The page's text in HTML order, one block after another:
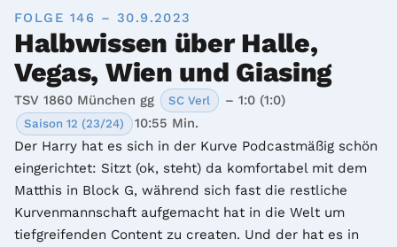
FOLGE 146 – 30.9.2023
Halbwissen über Halle,
Vegas, Wien und Giasing
TSV 1860 München gg SC Verl – 1:0 (1:0)
Saison 12 (23/24)
10:55 Min.
Der Harry hat es sich in der Kurve Podcastmäßig schön
eingerichtet: Sitzt (ok, steht) da komfortabel mit dem
Matthis in Block G, während sich fast die restliche
Kurvenmannschaft aufgemacht hat in die Welt um
tiefgreifenden Content zu createn. Und der hat es in